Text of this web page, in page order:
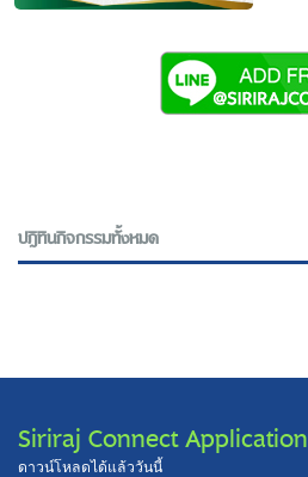
ปฎิทินกิจกรรมทั้งหมด
Siriraj Connect Application
ดาวน์โหลดได้แล้ววันนี้